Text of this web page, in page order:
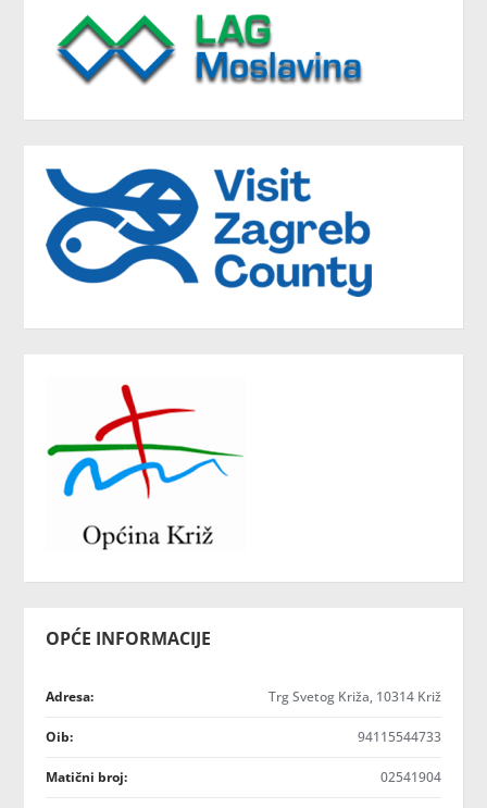
OPĆE INFORMACIJE
Adresa: Trg Svetog Križa, 10314 Križ
Oib: 94115544733
Matični broj: 02541904